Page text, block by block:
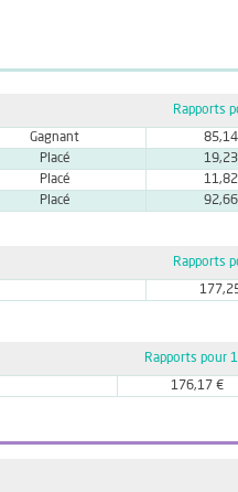
Rapports
Gagnant
Placé
Placé
Placé
Rapports
Rapports pour
176,17 €